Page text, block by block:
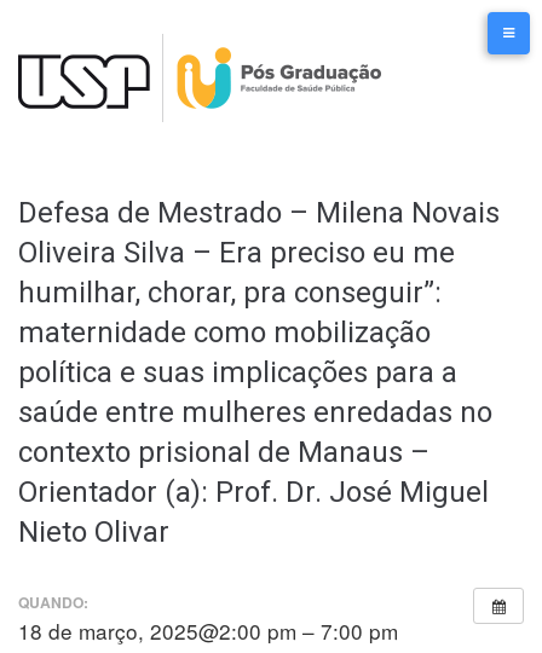
conteúdo
Defesa de Mestrado – Milena Novais
Oliveira Silva – Era preciso eu me
humilhar, chorar, pra conseguir”:
maternidade como mobilização
política e suas implicações para a
saúde entre mulheres enredadas no
contexto prisional de Manaus –
Orientador (a): Prof. Dr. José Miguel
Nieto Olivar
QUANDO:
18 de março, 2025@2:00 pm – 7:00 pm